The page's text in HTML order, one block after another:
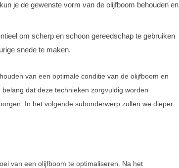
je de gewenste vorm van de olijfboom behouden en
om scherp en schoon gereedschap te gebruiken
snede te maken.
van een optimale conditie van de olijfboom en
dat deze technieken zorgvuldig worden
In het volgende subonderwerp zullen we dieper
van een olijfboom te optimaliseren. Na het